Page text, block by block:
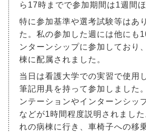
ら17時までで参加期間は1週間ほ
特に参加基準や選考試験等はあ
た。私の参加した週には他にも
ンターンシップに参加しており
棟に配属されました。
当日は看護大学での実習で使用
筆記用具を持って参加しました
ンテーションやインターンシッ
などが1時間程度説明されまし
れの病棟に行き、車椅子への移